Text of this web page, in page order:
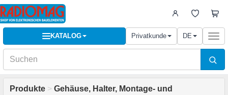
KATALOG Privatkunde DE
Produkte > Gehäuse, Halter, Montage- und